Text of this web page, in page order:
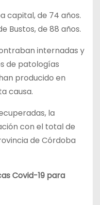
capital, de 74 años.
Bustos, de 88 años.
internadas y
de patologías
producido en
causa.
la
con el total de
de Córdoba
Covid-19 para